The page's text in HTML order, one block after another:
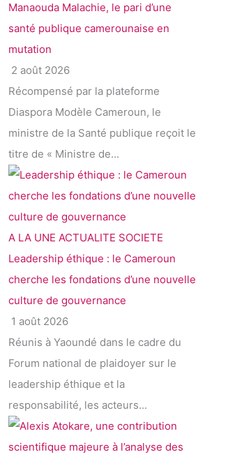
Manaouda Malachie, le pari d’une
santé publique camerounaise en
mutation
2 août 2026
Récompensé par la plateforme
Diaspora Modèle Cameroun, le
ministre de la Santé publique reçoit le
titre de « Ministre de...
A LA UNE ACTUALITE SOCIETE
Leadership éthique : le Cameroun
cherche les fondations d’une nouvelle
culture de gouvernance
1 août 2026
Réunis à Yaoundé dans le cadre du
Forum national de plaidoyer sur le
leadership éthique et la
responsabilité, les acteurs...